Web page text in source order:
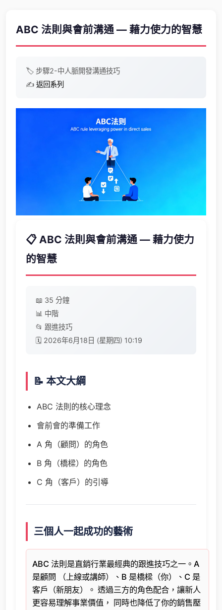
ABC 法則與會前溝通 — 藉力使力的智慧
🏷️ 步驟2-中人脈開發溝通技巧
✍️ 返回系列
📋 ABC 法則與會前溝通 — 藉力使力
的智慧
📖 35 分鐘
📊 中階
📂 跟進技巧
🗓️ 2026年6月18日 (星期四) 10:19
📝 本文大綱
ABC 法則的核心理念
會前會的準備工作
A 角（顧問）的角色
B 角（橋樑）的角色
C 角（客戶）的引導
三個人一起成功的藝術
ABC 法則是直銷行業最經典的跟進技巧之一。A
是顧問 （上線或講師）、B 是橋樑（你）、C 是
客戶（新朋友）。 透過三方的角色配合，讓新人
更容易理解事業價值， 同時也降低了你的銷售壓